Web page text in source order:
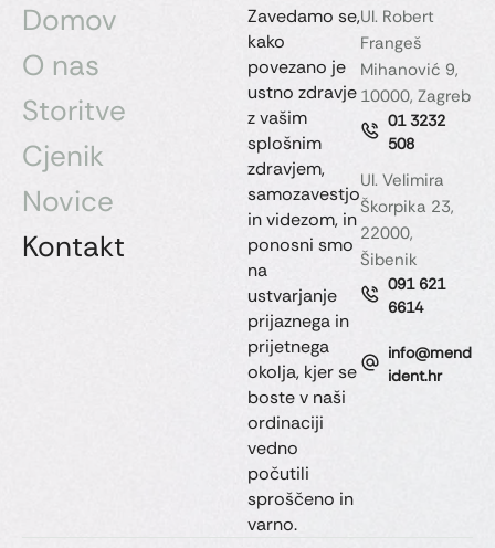
Domov
O nas
Storitve
Cjenik
Novice
Kontakt
Zavedamo se,
kako
povezano je
ustno zdravje
z vašim
splošnim
zdravjem,
samozavestjo
in videzom, in
ponosni smo
na
ustvarjanje
prijaznega in
prijetnega
okolja, kjer se
boste v naši
ordinaciji
vedno
počutili
sproščeno in
varno.
Ul. Robert
Frangeš
Mihanović 9,
10000, Zagreb
01 3232
508
Ul. Velimira
Škorpika 23,
22000,
Šibenik
091 621
6614
info@mend
ident.hr